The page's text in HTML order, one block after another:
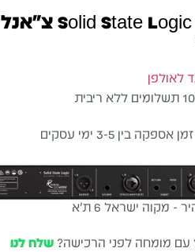
Solid State Logic Revival 4000 צ׳אנל
לאולפן
בין 3-5 ימי עסקים
המשלוח חינם
- מקוה ישראל 6 ת״א
עם מומחה לפני הרכישה?שלח לנו